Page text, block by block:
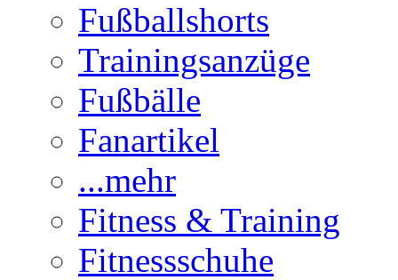
Fußballshorts
Trainingsanzüge
Fußbälle
Fanartikel
...mehr
Fitness & Training
Fitnessschuhe